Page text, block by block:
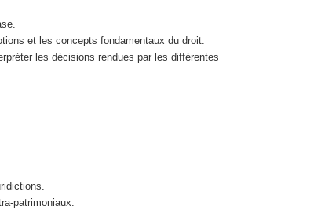
et les concepts fondamentaux du droit.
les décisions rendues par les différentes
patrimoniaux.